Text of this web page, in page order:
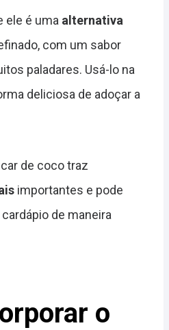
ele é uma alternativa
com um sabor
paladares. Usá-lo na
deliciosa de adoçar a
de coco traz
importantes e pode
de maneira
o